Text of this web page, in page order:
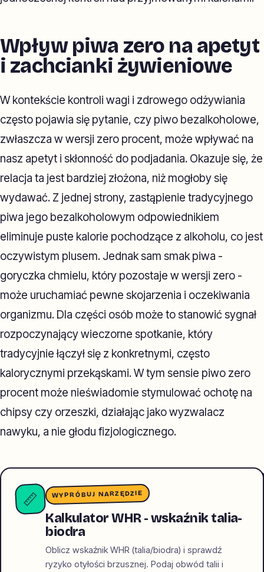
Wpływ piwa zero na apetyt
i zachcianki żywieniowe
W kontekście kontroli wagi i zdrowego odżywiania
często pojawia się pytanie, czy piwo bezalkoholowe,
zwłaszcza w wersji zero procent, może wpływać na
nasz apetyt i skłonność do podjadania. Okazuje się, że
relacja ta jest bardziej złożona, niż mogłoby się
wydawać. Z jednej strony, zastąpienie tradycyjnego
piwa jego bezalkoholowym odpowiednikiem
eliminuje puste kalorie pochodzące z alkoholu, co jest
oczywistym plusem. Jednak sam smak piwa -
goryczka chmielu, który pozostaje w wersji zero -
może uruchamiać pewne skojarzenia i oczekiwania
organizmu. Dla części osób może to stanowić sygnał
rozpoczynający wieczorne spotkanie, który
tradycyjnie łączył się z konkretnymi, często
kalorycznymi przekąskami. W tym sensie piwo zero
procent może nieświadomie stymulować ochotę na
chipsy czy orzeszki, działając jako wyzwalacz
nawyku, a nie głodu fizjologicznego.
📏 WYPRÓBUJ NARZĘDZIE
Kalkulator WHR - wskaźnik talia-
biodra
Oblicz wskaźnik WHR (talia/biodra) i sprawdź
ryzyko otyłości brzusznej. Podaj obwód talii i